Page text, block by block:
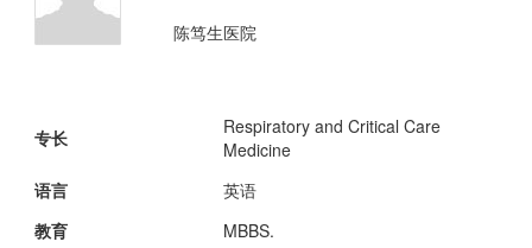
陈笃生医院
专长
Respiratory and Critical Care
Medicine
语言
英语
教育
MBBS.